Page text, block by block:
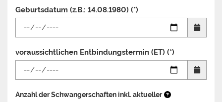
Geburtsdatum (z.B.: 14.08.1980) (*)
voraussichtlichen Entbindungstermin (ET) (*)
Anzahl der Schwangerschaften inkl. aktueller